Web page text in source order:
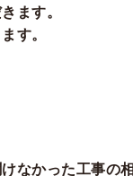
ます。
す。
なかった工事の